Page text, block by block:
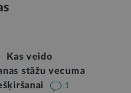
Kas veido
stāžu vecuma
1